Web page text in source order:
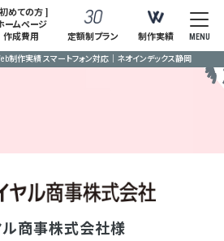
めての方 ]
ームページ
作成費用
定額制プラン 制作実績 MENU
制作実績 スマートフォン対応｜ネオインデックス静岡
ル商事株式会社様